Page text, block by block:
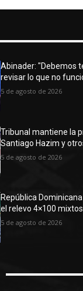
Abinader: "Debemos
revisar lo que no
5 de agosto de 2026
Tribunal mantiene la
Santiago Hazim y
5 de agosto de 2026
República
el relevo 4×100
5 de agosto de 2026